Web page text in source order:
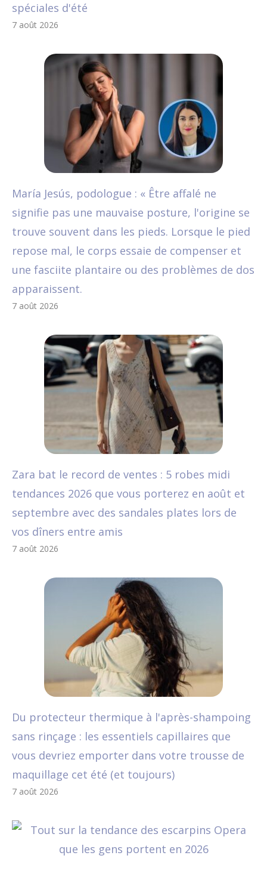
spéciales d'été
7 août 2026
María Jesús, podologue : « Être affalé ne
signifie pas une mauvaise posture, l'origine se
trouve souvent dans les pieds. Lorsque le pied
repose mal, le corps essaie de compenser et
une fasciite plantaire ou des problèmes de dos
apparaissent.
7 août 2026
Zara bat le record de ventes : 5 robes midi
tendances 2026 que vous porterez en août et
septembre avec des sandales plates lors de
vos dîners entre amis
7 août 2026
Du protecteur thermique à l'après-shampoing
sans rinçage : les essentiels capillaires que
vous devriez emporter dans votre trousse de
maquillage cet été (et toujours)
7 août 2026